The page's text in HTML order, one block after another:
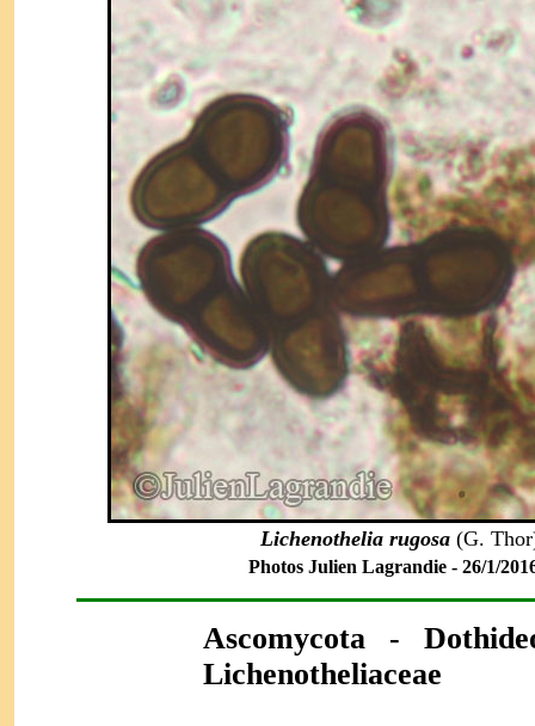
Lichenothelia rugosa (G.
Photos Julien Lagrandie - 26/1/
Ascomycota -
Lichenotheliaceae